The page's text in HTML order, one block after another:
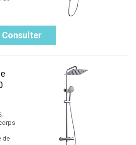
Consulter
de